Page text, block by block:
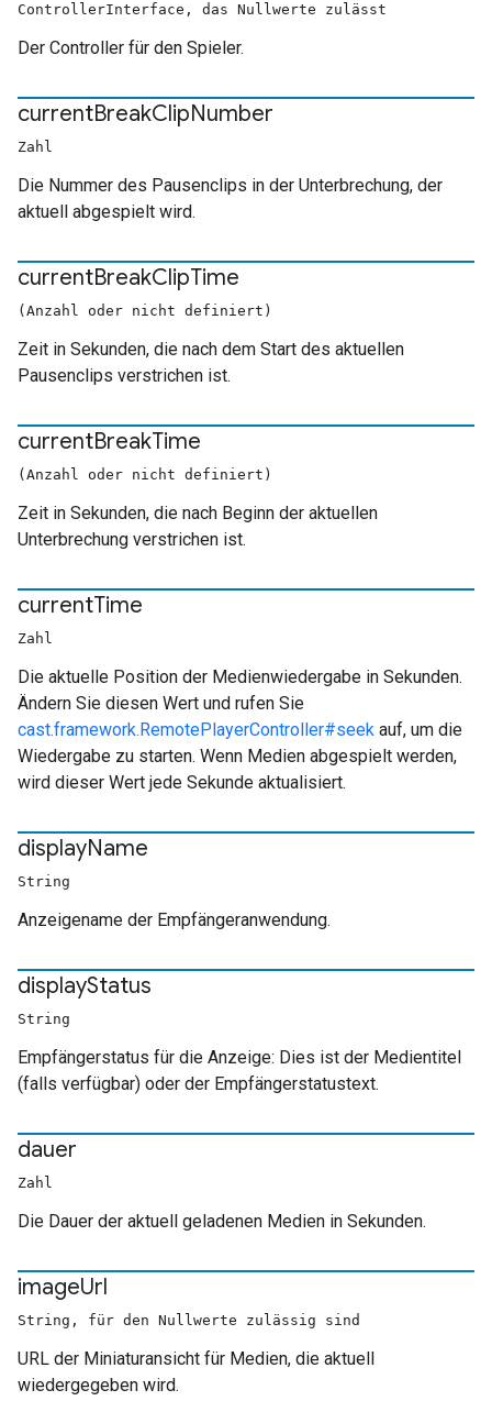
ControllerInterface, das Nullwerte zulässt
Der Controller für den Spieler.
currentBreakClipNumber
Zahl
Die Nummer des Pausenclips in der Unterbrechung, der
aktuell abgespielt wird.
currentBreakClipTime
(Anzahl oder nicht definiert)
Zeit in Sekunden, die nach dem Start des aktuellen
Pausenclips verstrichen ist.
currentBreakTime
(Anzahl oder nicht definiert)
Zeit in Sekunden, die nach Beginn der aktuellen
Unterbrechung verstrichen ist.
currentTime
Zahl
Die aktuelle Position der Medienwiedergabe in Sekunden.
Ändern Sie diesen Wert und rufen Sie
cast.framework.RemotePlayerController#seek auf, um die
Wiedergabe zu starten. Wenn Medien abgespielt werden,
wird dieser Wert jede Sekunde aktualisiert.
displayName
String
Anzeigename der Empfängeranwendung.
displayStatus
String
Empfängerstatus für die Anzeige: Dies ist der Medientitel
(falls verfügbar) oder der Empfängerstatustext.
dauer
Zahl
Die Dauer der aktuell geladenen Medien in Sekunden.
imageUrl
String, für den Nullwerte zulässig sind
URL der Miniaturansicht für Medien, die aktuell
wiedergegeben wird.